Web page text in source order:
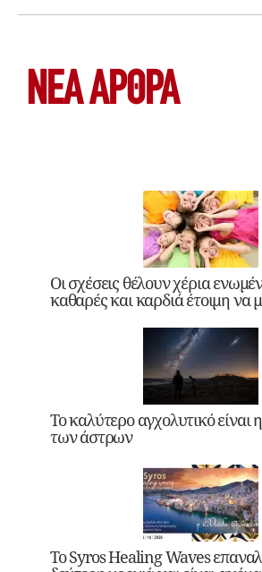
ΝΕΑ ΆΡΘΡΑ
Οι σχέσεις θέλουν χέρια
καθαρές και καρδιά έτοιμη να
Το καλύτερο αγχολυτικό
των άστρων
Το Syros Healing Waves